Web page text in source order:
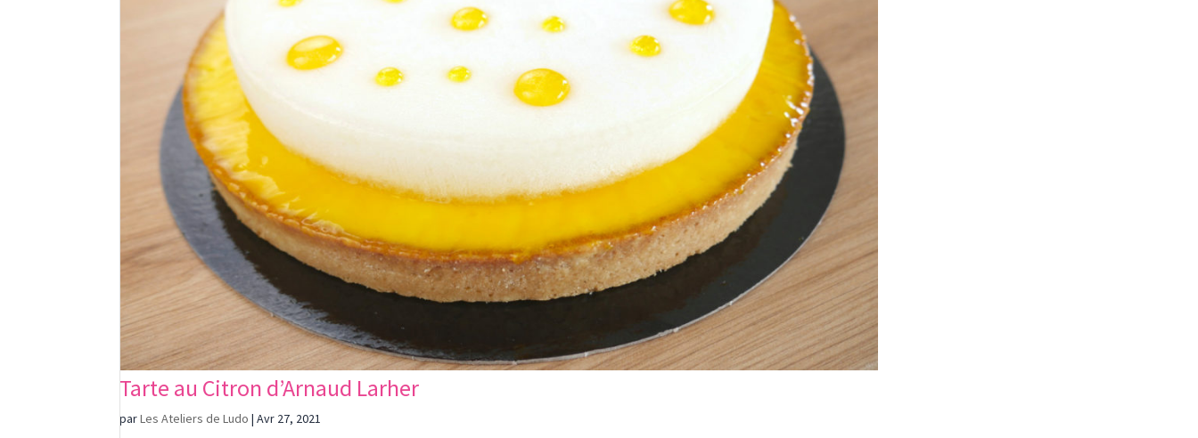
Tarte au Citron d’Arnaud Larher
parLes Ateliers de Ludo |Avr 27, 2021